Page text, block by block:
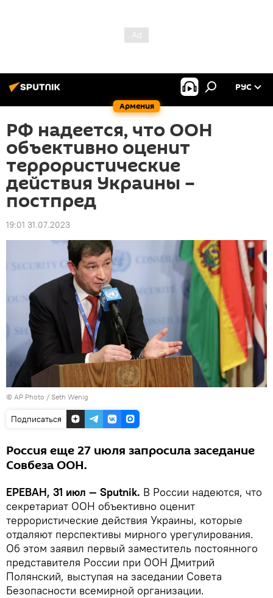
Армения
РУС
РФ надеется, что ООН
объективно оценит
террористические
действия Украины –
постпред
19:01 31.07.2023
© AP Photo / Seth Wenig
Подписаться
Россия еще 27 июля запросила заседание
Совбеза ООН.
ЕРЕВАН, 31 июл — Sputnik. В России надеются, что
секретариат ООН объективно оценит
террористические действия Украины, которые
отдаляют перспективы мирного урегулирования.
Об этом заявил первый заместитель постоянного
представителя России при ООН Дмитрий
Полянский, выступая на заседании Совета
Безопасности всемирной организации.